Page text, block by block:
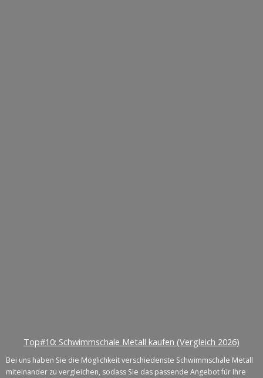
Top#10: Schwimmschale Metall kaufen (Vergleich 2026)
Bei uns haben Sie die Möglichkeit verschiedenste Schwimmschale Metall
miteinander zu vergleichen, sodass Sie das passende Angebot für Ihre